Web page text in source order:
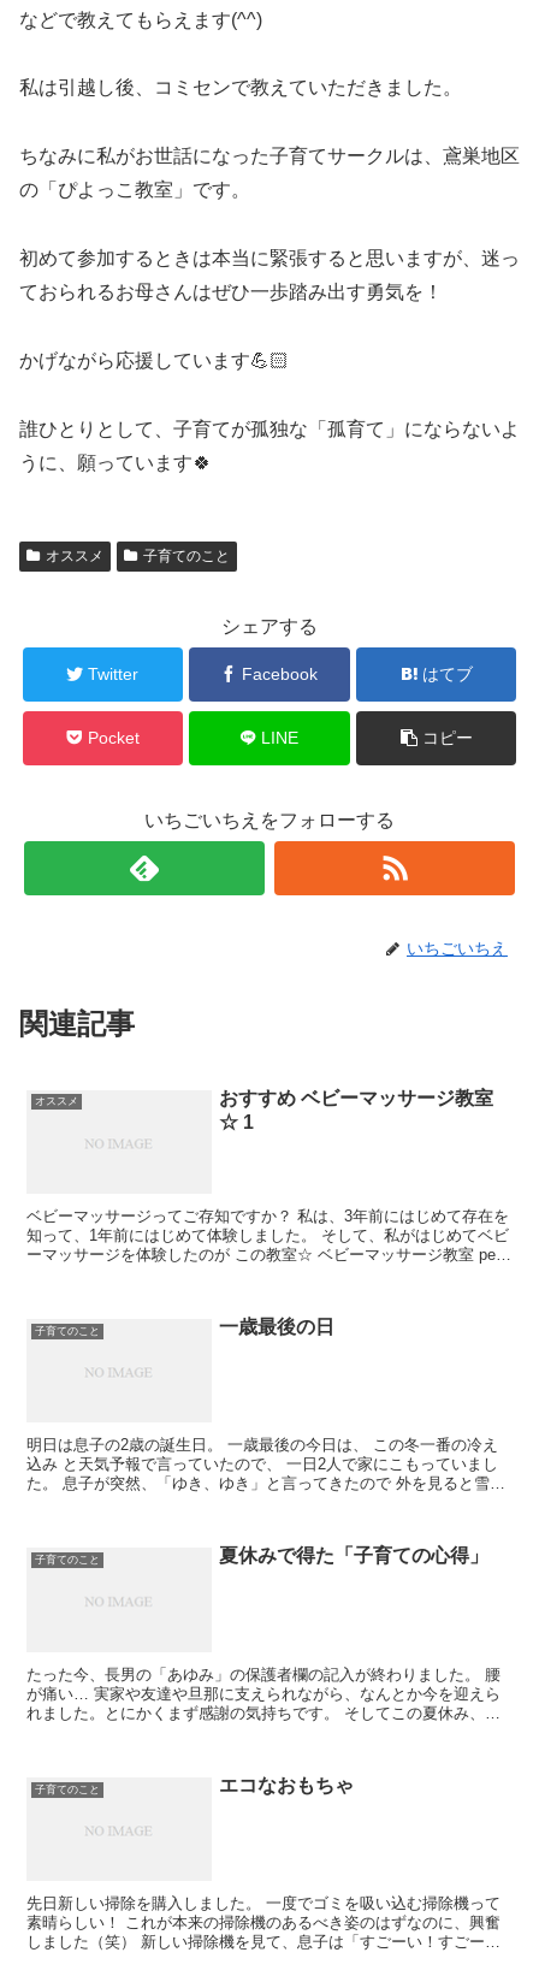
などで教えてもらえます(^^)
私は引越し後、コミセンで教えていただきました。
ちなみに私がお世話になった子育てサークルは、鳶巣地区
の「ぴよっこ教室」です。
初めて参加するときは本当に緊張すると思いますが、迷っ
ておられるお母さんはぜひ一歩踏み出す勇気を！
かげながら応援しています💪🏻
誰ひとりとして、子育てが孤独な「孤育て」にならないよ
うに、願っています🍀
オススメ 子育てのこと
シェアする
Twitter Facebook はてブ
Pocket LINE コピー
いちごいちえをフォローする
いちごいちえ
関連記事
オススメ
おすすめ ベビーマッサージ教室
☆ 1
ベビーマッサージってご存知ですか？ 私は、3年前にはじめて存在を
知って、1年前にはじめて体験しました。 そして、私がはじめてベビ
ーマッサージを体験したのが この教室☆ ベビーマッサージ教室 petit
子育てのこと 一歳最後の日
明日は息子の2歳の誕生日。 一歳最後の今日は、 この冬一番の冷え
込み と天気予報で言っていたので、 一日2人で家にこもっていまし
た。 息子が突然、「ゆき、ゆき」と言ってきたので 外を見ると雪
子育てのこと 夏休みで得た「子育ての心得」
たった今、長男の「あゆみ」の保護者欄の記入が終わりました。 腰
が痛い… 実家や友達や旦那に支えられながら、なんとか今を迎えら
れました。とにかくまず感謝の気持ちです。 そしてこの夏休み、親
子育てのこと エコなおもちゃ
先日新しい掃除を購入しました。 一度でゴミを吸い込む掃除機って
素晴らしい！ これが本来の掃除機のあるべき姿のはずなのに、興奮
しました（笑） 新しい掃除機を見て、息子は「すごーい！すごー